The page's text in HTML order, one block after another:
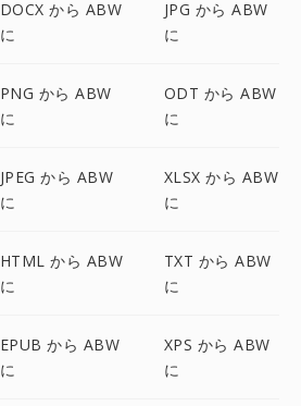
DOCX から ABW
に
JPG から ABW
に
PNG から ABW
に
ODT から ABW
に
JPEG から ABW
に
XLSX から ABW
に
HTML から ABW
に
TXT から ABW
に
EPUB から ABW
に
XPS から ABW
に